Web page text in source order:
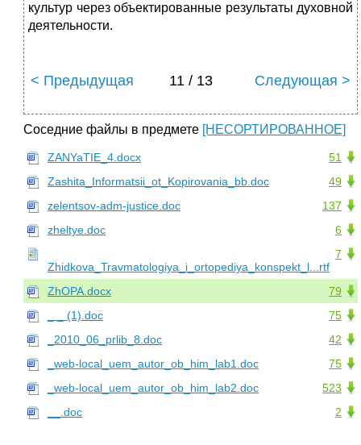
культур через объектированные результаты духовной
деятельности.
< Предыдущая 11 / 13 Следующая >
Соседние файлы в предмете [НЕСОРТИРОВАННОЕ]
51
ZANYaTIE_4.docx
49
Zashita_Informatsii_ot_Kopirovania_bb.doc
137
zelentsov-adm-justice.doc
6
zheltye.doc
7
Zhidkova_Travmatologiya_i_ortopediya_konspekt_l...rtf
79
ZhOPA.docx
75
_ _ (1).doc
42
_2010_06_prlib_8.doc
75
_web-local_uem_autor_ob_him_lab1.doc
523
_web-local_uem_autor_ob_him_lab2.doc
2
__.doc